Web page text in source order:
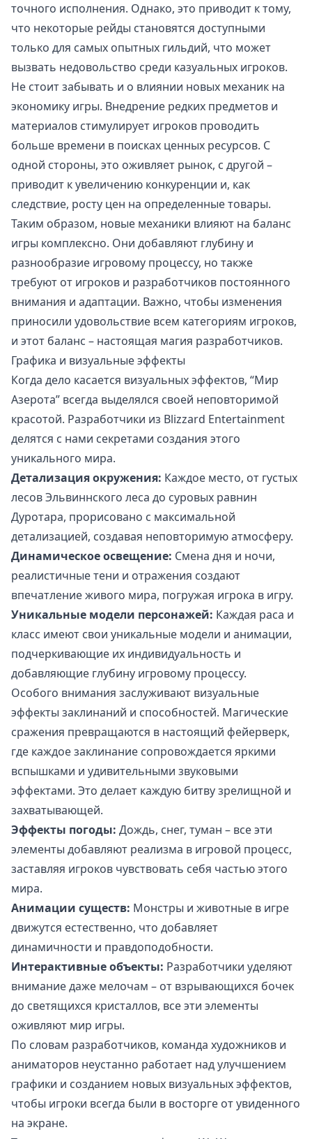
точного исполнения. Однако, это приводит к тому,
что некоторые рейды становятся доступными
только для самых опытных гильдий, что может
вызвать недовольство среди казуальных игроков.
Не стоит забывать и о влиянии новых механик на
экономику игры. Внедрение редких предметов и
материалов стимулирует игроков проводить
больше времени в поисках ценных ресурсов. С
одной стороны, это оживляет рынок, с другой –
приводит к увеличению конкуренции и, как
следствие, росту цен на определенные товары.
Таким образом, новые механики влияют на баланс
игры комплексно. Они добавляют глубину и
разнообразие игровому процессу, но также
требуют от игроков и разработчиков постоянного
внимания и адаптации. Важно, чтобы изменения
приносили удовольствие всем категориям игроков,
и этот баланс – настоящая магия разработчиков.
Графика и визуальные эффекты
Когда дело касается визуальных эффектов, “Мир
Азерота” всегда выделялся своей неповторимой
красотой. Разработчики из Blizzard Entertainment
делятся с нами секретами создания этого
уникального мира.
Детализация окружения: Каждое место, от густых
лесов Эльвиннского леса до суровых равнин
Дуротара, прорисовано с максимальной
детализацией, создавая неповторимую атмосферу.
Динамическое освещение: Смена дня и ночи,
реалистичные тени и отражения создают
впечатление живого мира, погружая игрока в игру.
Уникальные модели персонажей: Каждая раса и
класс имеют свои уникальные модели и анимации,
подчеркивающие их индивидуальность и
добавляющие глубину игровому процессу.
Особого внимания заслуживают визуальные
эффекты заклинаний и способностей. Магические
сражения превращаются в настоящий фейерверк,
где каждое заклинание сопровождается яркими
вспышками и удивительными звуковыми
эффектами. Это делает каждую битву зрелищной и
захватывающей.
Эффекты погоды: Дождь, снег, туман – все эти
элементы добавляют реализма в игровой процесс,
заставляя игроков чувствовать себя частью этого
мира.
Анимации существ: Монстры и животные в игре
движутся естественно, что добавляет
динамичности и правдоподобности.
Интерактивные объекты: Разработчики уделяют
внимание даже мелочам – от взрывающихся бочек
до светящихся кристаллов, все эти элементы
оживляют мир игры.
По словам разработчиков, команда художников и
аниматоров неустанно работает над улучшением
графики и созданием новых визуальных эффектов,
чтобы игроки всегда были в восторге от увиденного
на экране.